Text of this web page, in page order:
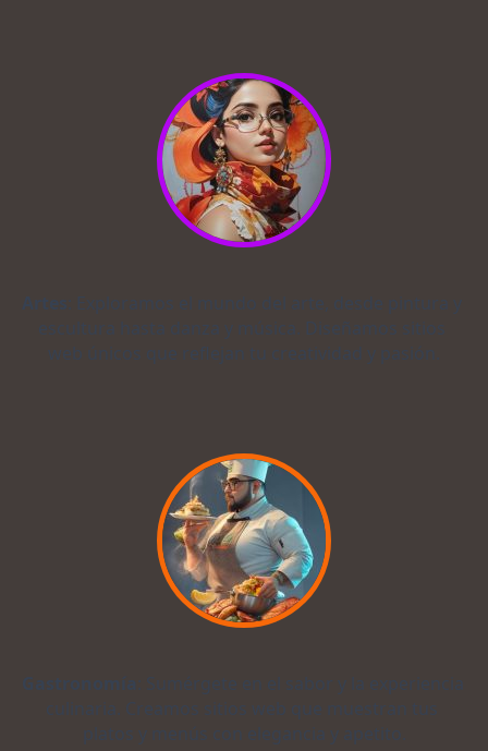
Artes
web únicos que reflejan tu creatividad y pasión.
Gastronomía
culinaria. Creamos sitios web que muestran tus